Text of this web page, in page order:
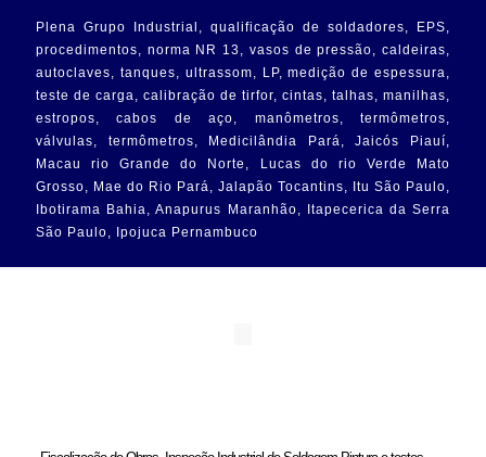
Plena Grupo Industrial, qualificação de soldadores, EPS,
procedimentos, norma NR 13, vasos de pressão, caldeiras,
autoclaves, tanques, ultrassom, LP, medição de espessura,
teste de carga, calibração de tirfor, cintas, talhas, manilhas,
estropos, cabos de aço, manômetros, termômetros,
válvulas, termômetros, Medicilândia Pará, Jaicós Piauí,
Macau rio Grande do Norte, Lucas do rio Verde Mato
Grosso, Mae do Rio Pará, Jalapão Tocantins, Itu São Paulo,
Ibotirama Bahia, Anapurus Maranhão, Itapecerica da Serra
São Paulo, Ipojuca Pernambuco